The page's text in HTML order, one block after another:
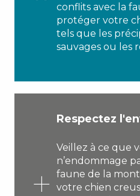
conflits avec la
protéger votre
tels que les
sauvages ou les
Respectez
Veillez à ce que
n’endommage
faune de la
votre chien